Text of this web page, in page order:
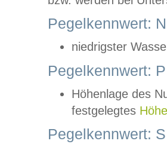
Pegelkennwert:
niedrigster
Pegelkennwert:
Höhenlage des
festgelegtes
Pegelkennwert: